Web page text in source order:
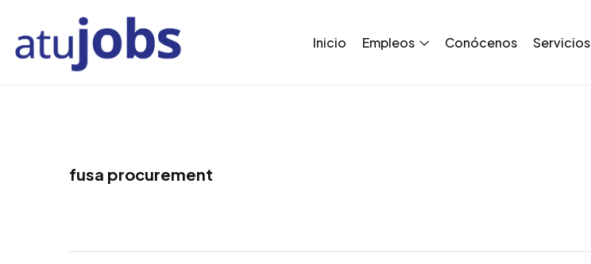
Inicio Empleos Conócenos Servicios
fusa procurement